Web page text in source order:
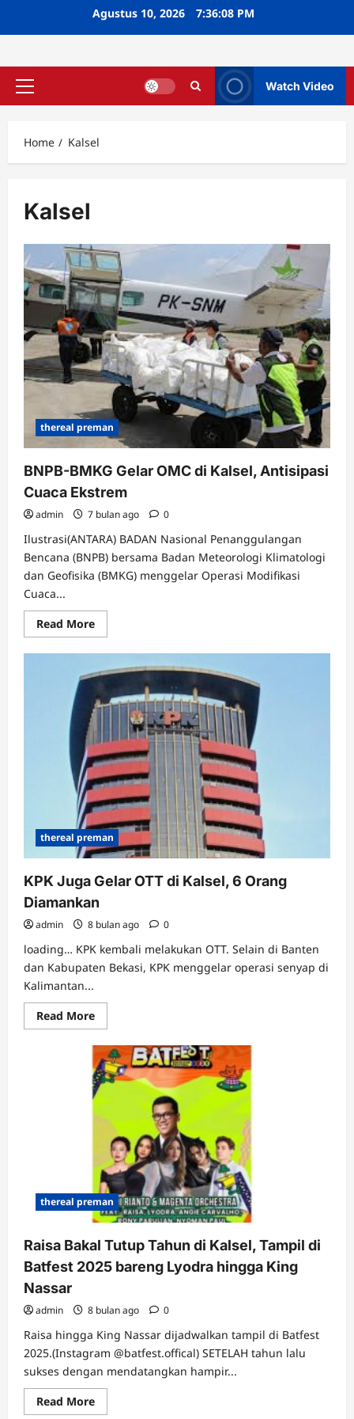
Agustus 10, 2026 7:36:09 PM
Primary
Watch Video
Home Kalsel
Kalsel
thereal preman
BNPB-BMKG Gelar OMC di Kalsel, Antisipasi
Cuaca Ekstrem
admin 7 bulan ago 0
Ilustrasi(ANTARA) BADAN Nasional Penanggulangan
Bencana (BNPB) bersama Badan Meteorologi Klimatologi
dan Geofisika (BMKG) menggelar Operasi Modifikasi
Cuaca...
Read MoreRead
more
BNPB-
BMKG
Gelar
OMC
di
Kalsel,
Antisipasi
Cuaca
Ekstrem
thereal preman
KPK Juga Gelar OTT di Kalsel, 6 Orang
Diamankan
admin 8 bulan ago 0
loading… KPK kembali melakukan OTT. Selain di Banten
dan Kabupaten Bekasi, KPK menggelar operasi senyap di
Kalimantan...
Read MoreRead
more
KPK
Juga
Gelar
OTT
di
Kalsel,
6
Orang
Diamankan
thereal preman
Raisa Bakal Tutup Tahun di Kalsel, Tampil di
Batfest 2025 bareng Lyodra hingga King
Nassar
admin 8 bulan ago 0
Raisa hingga King Nassar dijadwalkan tampil di Batfest
2025.(Instagram @batfest.offical) SETELAH tahun lalu
sukses dengan mendatangkan hampir...
Read MoreRead
more